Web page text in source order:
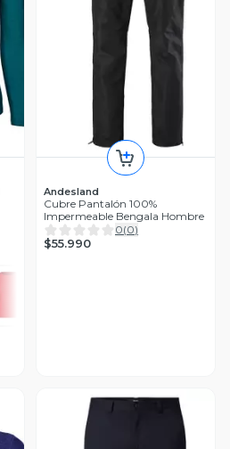
Andesland
Cubre Pantalón 100%
Impermeable Bengala Hombre
0(0)
$55.990